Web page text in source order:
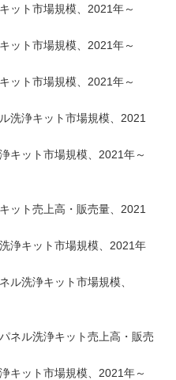
ト市場規模、2021年～
ト市場規模、2021年～
ト市場規模、2021年～
浄キット市場規模、2021
ット市場規模、2021年～
ト売上高・販売量、2021
キット市場規模、2021年
洗浄キット市場規模、
ル洗浄キット売上高・販売
ット市場規模、2021年～